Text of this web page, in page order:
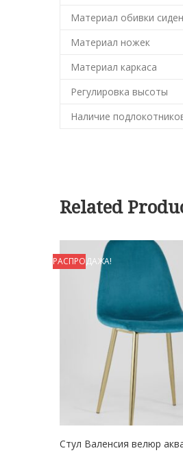
Материал обивки
Материал ножек
Материал каркаса
Регулировка высоты
Наличие
Related
РАСПРОДАЖА!
Стул Валенсия велюр